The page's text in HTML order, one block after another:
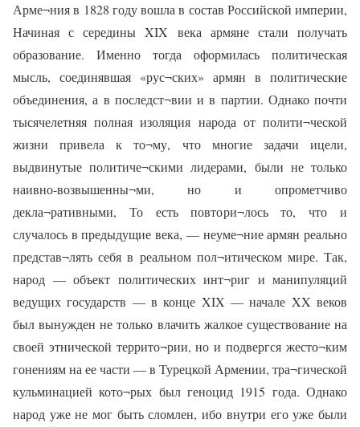
Арме¬ния в 1828 году вошла в состав Российской империи,
Начиная с середины XIX века армяне стали получать
образование. Именно тогда оформилась политическая
мысль, соединявшая «рус¬ских» армян в политические
объединения, а в последст¬вии и в партии. Однако почти
тысячелетняя полная изоляция народа от полити¬ческой
жизни привела к то¬му, что многие задачи ицели,
выдвинутые политиче¬скими лидерами, были не только
наивно-возвышенны¬ми, но и опрометчиво
декла¬ративными, То есть повтори¬лось то, что и
случалось в предыдущие века, — неуме¬ние армян реально
представ¬лять себя в реальном пол¬итическом мире. Так,
народ — объект политических инт¬риг и манипуляций
ведущих государств — в конце XIX — начале XX веков
был вынужден не только влачить жалкое существование на
своей этнической террито¬рии, но и подвергся жесто¬ким
гонениям на ее части — в Турецкой Армении, тра¬гической
кульминацией кото¬рых был геноцид 1915 года. Однако
народ уже не мог быть сломлен, ибо внутри его уже были